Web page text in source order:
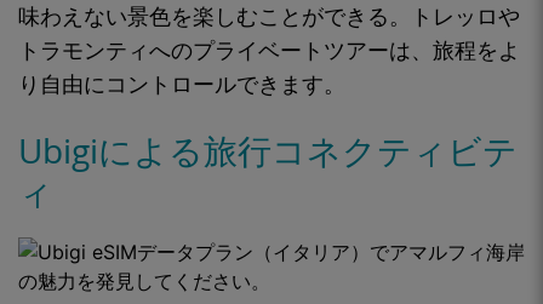
味わえない景色を楽しむことができる。トレッロや
トラモンティへのプライベートツアーは、 旅程をよ
り自由にコントロールできます。
Ubigiによる旅行コネクティビテ
ィ